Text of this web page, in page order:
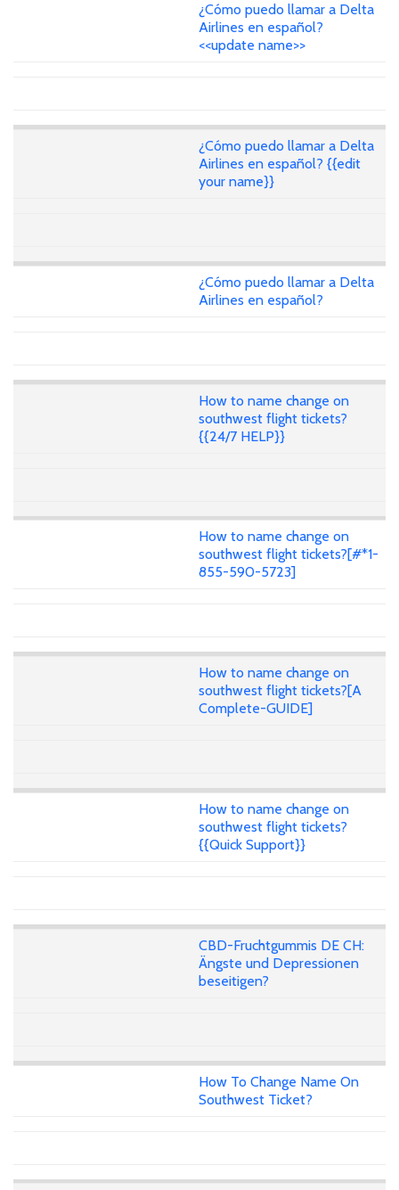
¿Cómo puedo llamar a Delta
Airlines en español?
<<update name>>
¿Cómo puedo llamar a Delta
Airlines en español? {{edit
your name}}
¿Cómo puedo llamar a Delta
Airlines en español?
How to name change on
southwest flight tickets?
{{24/7 HELP}}
How to name change on
southwest flight tickets?[#*1-
855-590-5723]
How to name change on
southwest flight tickets?[A
Complete-GUIDE]
How to name change on
southwest flight tickets?
{{Quick Support}}
CBD-Fruchtgummis DE CH:
Ängste und Depressionen
beseitigen?
How To Change Name On
Southwest Ticket?